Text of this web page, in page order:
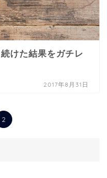
けた結果をガチレ
2017年8月31日
2